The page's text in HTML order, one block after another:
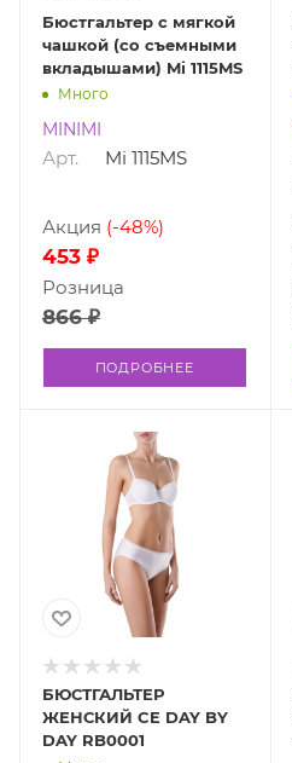
Бюстгальтер с мягкой
чашкой (со съемными
вкладышами) Mi 1115MS
Много
MINIMI
Арт. Mi 1115MS
453 ₽
Акция (-48%)
866 ₽
Розница
ПОДРОБНЕЕ
БЮСТГАЛЬТЕР
ЖЕНСКИЙ CE DAY BY
DAY RB0001